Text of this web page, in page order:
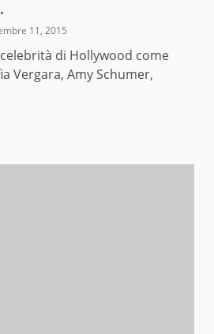
11, 2015
celebrità di Hollywood come
Vergara, Amy Schumer,